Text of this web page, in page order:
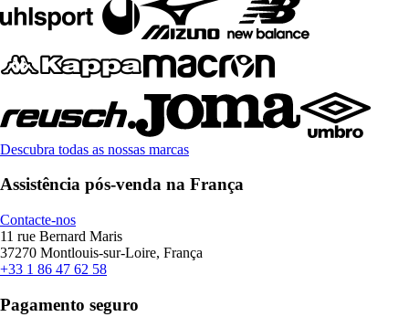
Descubra todas as nossas marcas
Assistência pós-venda na França
Contacte-nos
11 rue Bernard Maris
37270 Montlouis-sur-Loire, França
+33 1 86 47 62 58
Pagamento seguro